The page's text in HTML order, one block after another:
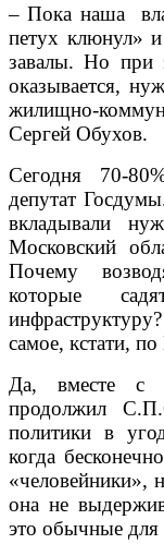
– Пока наша
петух клюнул» и
завалы. Но при
оказывается,
жилищно-
Сергей Обухов.
Сегодня 70-
депутат
вкладывали
Московский
Почему
которые
самое, кстати,
Да, вместе с
продолжил
политики в
когда
«человейники»,
она не
это обычные